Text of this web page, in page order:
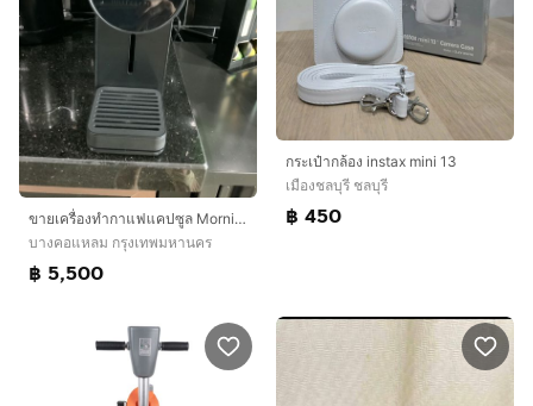
ขายเครื่องทำกาแฟแคปซูล Morning Mini สีดำ
บางคอแหลม กรุงเทพมหานคร
฿ 5,500
กระเป๋ากล้อง instax mini 13
เมืองชลบุรี ชลบุรี
฿ 450